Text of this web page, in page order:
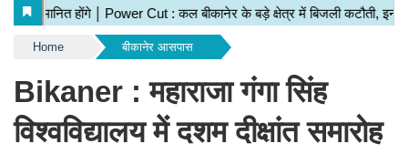
Home बीकानेर आसपास
Bikaner : महाराजा गंगा सिंह
विश्वविद्यालय में दशम दीक्षांत समारोह